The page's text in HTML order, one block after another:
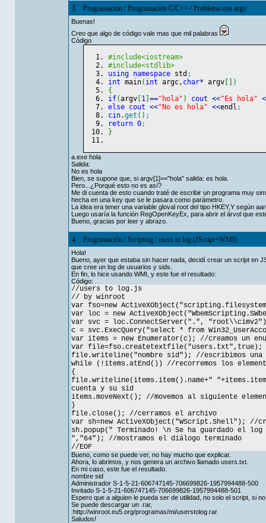
3 Programación/Programación C/C++ /Problema con argv
Buenas!
Creo que algo de código vale mas que mil palabras
Código
#include<iostream>
#include<stdlib>
using namespace std ;
int main( int argc, char* argv[
)
{
if(argv[ 1] =="hola" ) cout <<"Es hola"
else cout <<"No es hola" <<endl ;
cin.get ( ) ;
return 0;
}
a.exe hola
Salida:
No es hola
Bien, se supone que, si argv[1]=="hola" salida: es hola.
Pero...¿Porqué esto no es así?
Me di cuenta de esto cuando traté de escribir un programa muy
hecha en una key que se le pasara como parámetro.
La idea era tener una variable gloval root del tipo HKEY,Y según
Luego usaría la función RegOpenKeyEx, para abrir el árvol que
Bueno, gracias por leer y abrazo.
4 Programación/Scripting/users to log (JScript+WMI)
Hola!
Bueno, ayer que estaba sin hacer nada, decidí crear un script en
que cree un log de usuarios y sids.
En fin, lo hice usando WMI, y este fue el resultado:
Código:
//users to log.js
// by winroot
var fso=new
var loc = new
var svc = loc.ConnectServer(".",
c = svc.ExecQuery("select * from
var items = new Enumerator(c); //creamos un
var file=fso.createtextfile("users.txt",true);
file.writeline("nombre sid"); //escribimos una
while (!items.atEnd()) //recorremos los
{
file.writeline(items.item().name+"
cuenta y su sid
items.moveNext(); //movemos al siguiente
}
file.close(); //cerramos el archivo
var sh=new ActiveXObject("WScript.Shell"); //
sh.popup(" Terminado! \n Se ha guardado el
","64"); //mostramos el diálogo terminado
//EOF
Bueno, como se puede ver, no hay mucho que explicar.
Ahora, lo abrimos, y nos genera un archivo llamado users.txt.
En mi caso, este fue el resultado.
nombre sid
Administrador S-1-5-21-606747145-706699826-1957994488-500
Invitado S-1-5-21-606747145-706699826-1957994488-501
Espero que a alguien le pueda ser de utilidad, no solo el script, si
Se puede descargar un .rar,
:http://winroot.eu5.org/programas/mi/userstolog.rar
Saludos!